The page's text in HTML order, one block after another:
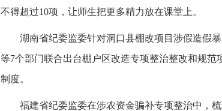
不得超过10项，让师生把更多精力放在课堂上。
湖南省纪委监委针对洞口县棚改项目涉假造假
等7个部门联合出台棚户区改造专项整治整改和规
制度。
福建省纪委监委在涉农资金骗补专项整治中，